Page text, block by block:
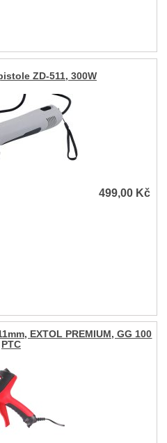
ZD-511, 300W
499,00 Kč
EXTOL PREMIUM, GG 100
PTC